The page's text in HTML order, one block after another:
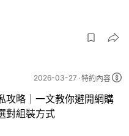
2026-03-27 特約內容
攻略｜一文教你避開網購
對組裝方式